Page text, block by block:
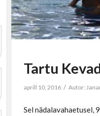
Tartu
aprill 10, 2016 / Autor:
Sel nädalavahaetusel,